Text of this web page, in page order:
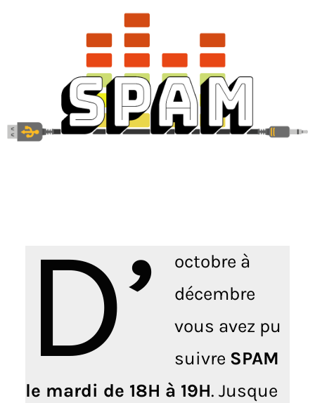
D’
octobre à
décembre
vous avez pu
suivre SPAM
le mardi de 18H à 19H. Jusque